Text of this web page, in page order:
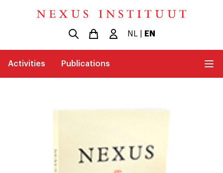
NL EN
Activities Publications